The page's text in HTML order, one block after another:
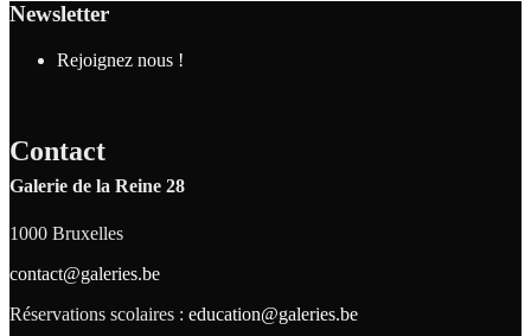
Newsletter
Rejoignez nous !
Contact
Galerie de la Reine 28
1000 Bruxelles
contact@galeries.be
Réservations scolaires : education@galeries.be